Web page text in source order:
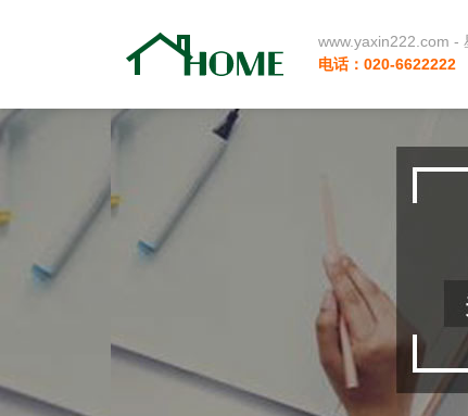
www.yaxin222.com -
电话：020-6622222